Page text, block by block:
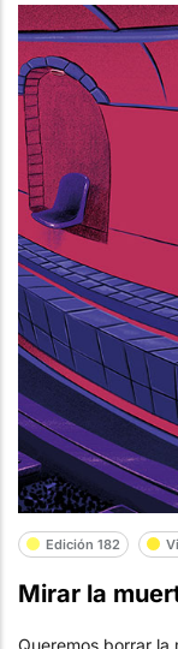
Edición 182
Mirar la
Queremos borrar la